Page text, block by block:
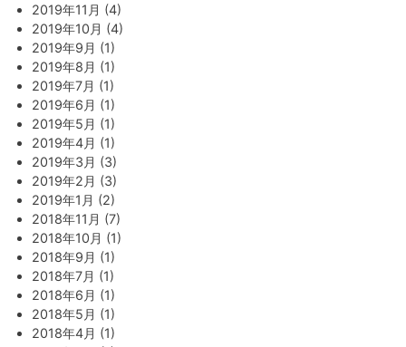
2019年11月 (4)
2019年10月 (4)
2019年9月 (1)
2019年8月 (1)
2019年7月 (1)
2019年6月 (1)
2019年5月 (1)
2019年4月 (1)
2019年3月 (3)
2019年2月 (3)
2019年1月 (2)
2018年11月 (7)
2018年10月 (1)
2018年9月 (1)
2018年7月 (1)
2018年6月 (1)
2018年5月 (1)
2018年4月 (1)